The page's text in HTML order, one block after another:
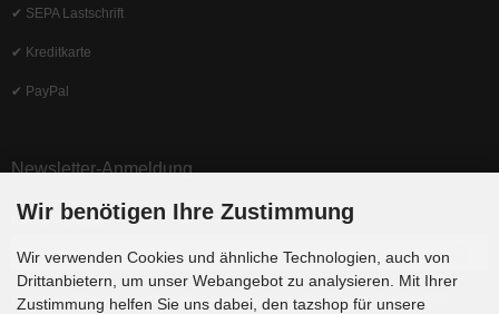
✔ SEPA Lastschrift
✔ Kreditkarte
✔ PayPal
Newsletter-Anmeldung
E-Mail-Adresse:
Der Newsletter kann jederzeit hier oder in Ihrem Kundenkonto abbestellt
Wir benötigen Ihre Zustimmung
Wir verwenden Cookies und ähnliche Technologien, auch von
Drittanbietern, um unser Webangebot zu analysieren. Mit Ihrer
Zustimmung helfen Sie uns dabei, den tazshop für unsere